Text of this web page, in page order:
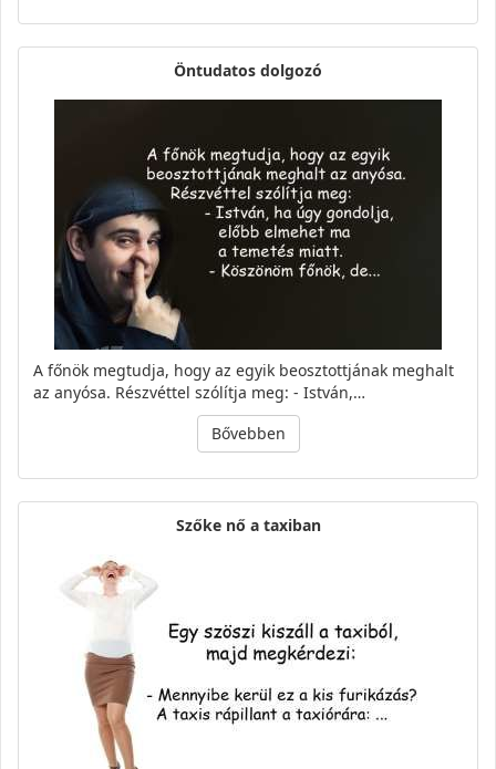
Öntudatos dolgozó
A főnök megtudja, hogy az egyik beosztottjának meghalt
az anyósa. Részvéttel szólítja meg: - István,…
Bővebben
Szőke nő a taxiban